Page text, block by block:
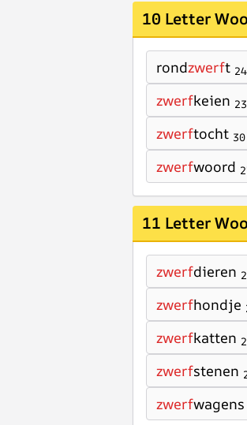
10 Letter
rondzwerft 24
zwerfkeien 23
zwerftocht 30
zwerfwoord
11 Letter
zwerfdieren
zwerfhondje
zwerfkatten
zwerfstenen
zwerfwagens